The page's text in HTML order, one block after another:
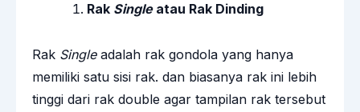
Rak Singleatau Rak Dinding
Rak Singleadalah rak gondola yang hanya
memiliki satu sisi rak. dan biasanya rak ini lebih
tinggi dari rak double agar tampilan rak tersebut